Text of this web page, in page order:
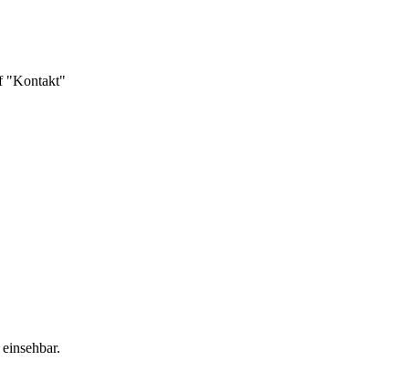
"Kontakt"